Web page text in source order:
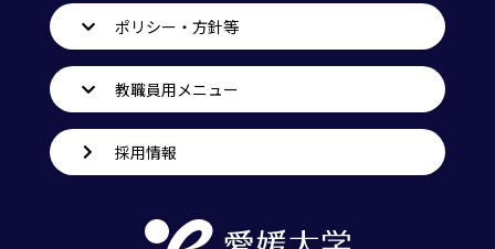
ポリシー・方針等
教職員用メニュー
採用情報